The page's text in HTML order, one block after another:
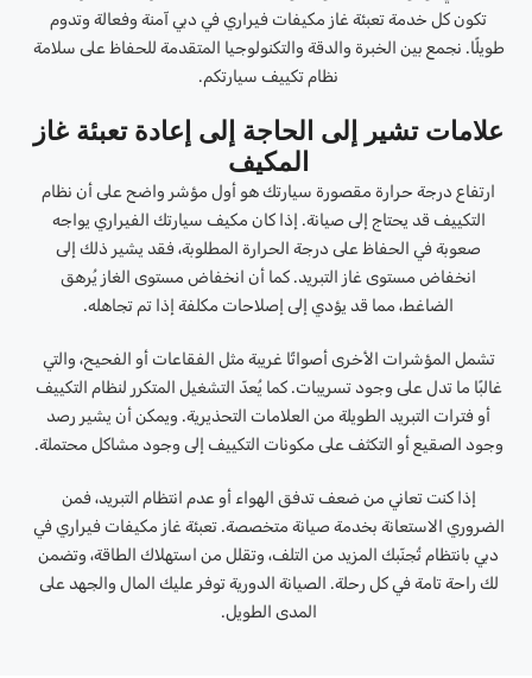
تكون كل خدمة تعبئة غاز مكيفات فيراري في دبي آمنة وفعالة وتدوم
طويلًا. نجمع بين الخبرة والدقة والتكنولوجيا المتقدمة للحفاظ على سلامة
نظام تكييف سيارتكم.
علامات تشير إلى الحاجة إلى إعادة تعبئة غاز
المكيف
ارتفاع درجة حرارة مقصورة سيارتك هو أول مؤشر واضح على أن نظام
التكييف قد يحتاج إلى صيانة. إذا كان مكيف سيارتك الفيراري يواجه
صعوبة في الحفاظ على درجة الحرارة المطلوبة، فقد يشير ذلك إلى
انخفاض مستوى غاز التبريد. كما أن انخفاض مستوى الغاز يُرهق
الضاغط، مما قد يؤدي إلى إصلاحات مكلفة إذا تم تجاهله.
تشمل المؤشرات الأخرى أصواتًا غريبة مثل الفقاعات أو الفحيح، والتي
غالبًا ما تدل على وجود تسريبات. كما يُعدّ التشغيل المتكرر لنظام التكييف
أو فترات التبريد الطويلة من العلامات التحذيرية. ويمكن أن يشير رصد
وجود الصقيع أو التكثف على مكونات التكييف إلى وجود مشاكل محتملة.
إذا كنت تعاني من ضعف تدفق الهواء أو عدم انتظام التبريد، فمن
الضروري الاستعانة بخدمة صيانة متخصصة. تعبئة غاز مكيفات فيراري في
دبي بانتظام تُجنّبك المزيد من التلف، وتقلل من استهلاك الطاقة، وتضمن
لك راحة تامة في كل رحلة. الصيانة الدورية توفر عليك المال والجهد على
المدى الطويل.